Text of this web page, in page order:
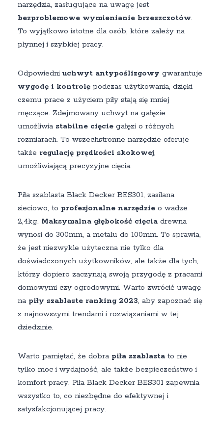
narzędzia, zasługujące na uwagę jest
bezproblemowe wymienianie brzeszczotów.
To wyjątkowo istotne dla osób, które zależy na
płynnej i szybkiej pracy.
Odpowiedni uchwyt antypoślizgowy gwarantuje
wygodę i kontrolępodczas użytkowania, dzięki
czemu prace z użyciem piły stają się mniej
męczące. Zdejmowany uchwyt na gałęzie
umożliwia stabilne cięciegałęzi o różnych
rozmiarach. To wszechstronne narzędzie oferuje
także regulację prędkości skokowej,
umożliwiającą precyzyjne cięcia.
Piła szablasta Black Decker BES301, zasilana
sieciowo, to profesjonalne narzędzieo wadze
2,4kg. Maksymalna głębokość cięciadrewna
wynosi do 300mm, a metalu do 100mm. To sprawia,
że jest niezwykle użyteczna nie tylko dla
doświadczonych użytkowników, ale także dla tych,
którzy dopiero zaczynają swoją przygodę z pracami
domowymi czy ogrodowymi. Warto zwrócić uwagę
na piły szablaste ranking 2023, aby zapoznać się
z najnowszymi trendami i rozwiązaniami w tej
dziedzinie.
Warto pamiętać, że dobra piła szablastato nie
tylko moc i wydajność, ale także bezpieczeństwo i
komfort pracy. Piła Black Decker BES301 zapewnia
wszystko to, co niezbędne do efektywnej i
satysfakcjonującej pracy.